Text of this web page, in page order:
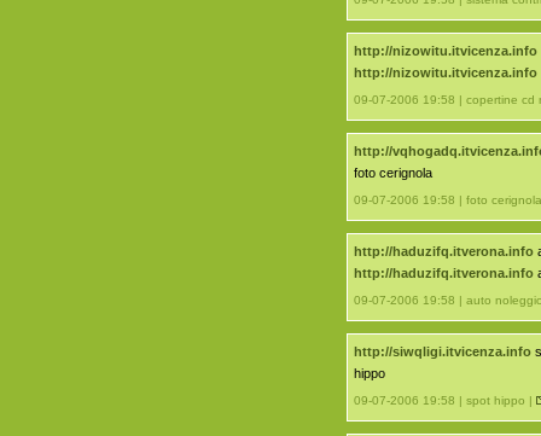
http://nizowitu.itvicenza.info
http://nizowitu.itvicenza.info
09-07-2006 19:58 | copertine cd
http://
foto cerignola
09-07-2006 19:58 | foto
http://haduzifq.itverona.info
http://haduzifq.itverona.info
09-07-2006 19:58 | auto
http://siwqligi.itvicenza.info
hippo
09-07-2006 19:58 | spot hippo |